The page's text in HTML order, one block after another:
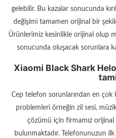
gelebilir. Bu kazalar sonucunda
değişimi tamamen orijinal bir
Ürünlerimiz kesinlikle orijinal olup
sonucunda oluşacak sorunlara
Xiaomi Black Shark
Cep telefon sorunlarından en çok
problemleri örneğin zil sesi,
çözümü için firmamız
bulunmaktadır. Telefonunuzun ilk